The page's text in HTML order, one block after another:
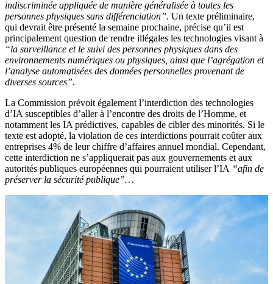
indiscriminée appliquée de manière généralisée à toutes les
personnes physiques sans différenciation”. Un texte préliminaire,
qui devrait être présenté la semaine prochaine, précise qu’il est
principalement question de rendre illégales les technologies visant à
“la surveillance et le suivi des personnes physiques dans des
environnements numériques ou physiques, ainsi que l’agrégation et
l’analyse automatisées des données personnelles provenant de
diverses sources”.
La Commission prévoit également l’interdiction des technologies
d’IA susceptibles d’aller à l’encontre des droits de l’Homme, et
notamment les IA prédictives, capables de cibler des minorités. Si le
texte est adopté, la violation de ces interdictions pourrait coûter aux
entreprises 4% de leur chiffre d’affaires annuel mondial. Cependant,
cette interdiction ne s’appliquerait pas aux gouvernements et aux
autorités publiques européennes qui pourraient utiliser l’IA “afin de
préserver la sécurité publique”…